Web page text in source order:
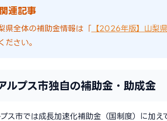
関連記事
県全体の補助金情報は「 【2026年版】山梨
ださい。
ルプス市独自の補助金・助成金
ス市では成長加速化補助金（国制度）に加え